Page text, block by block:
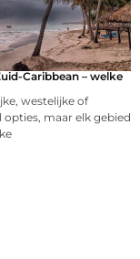
Caribbean – welke
westelijke of
maar elk gebied